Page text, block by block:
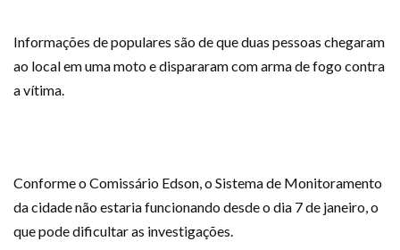
Informações de populares são de que duas pessoas chegaram
ao local em uma moto e dispararam com arma de fogo contra
a vítima.
Conforme o Comissário Edson, o Sistema de Monitoramento
da cidade não estaria funcionando desde o dia 7 de janeiro, o
que pode dificultar as investigações.